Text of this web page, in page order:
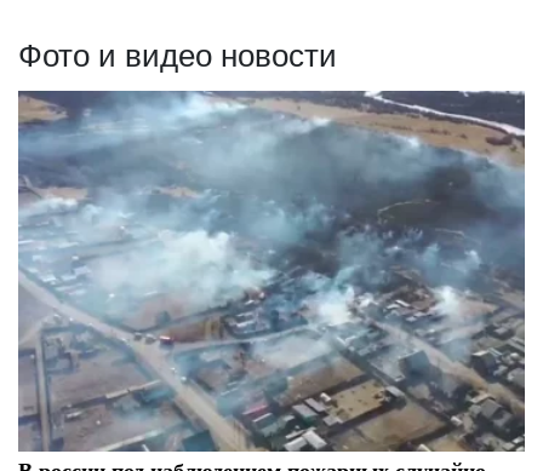
Фото и видео новости